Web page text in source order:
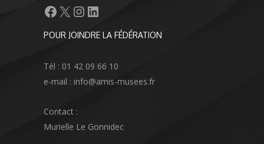
Facebook
X Instagram
LinkedIn
POUR JOINDRE LA FÉDÉRATION
Tél : 01 42 09 66 10
e-mail : info@amis-musees.fr
Contact :
Murielle Le Gonnidec